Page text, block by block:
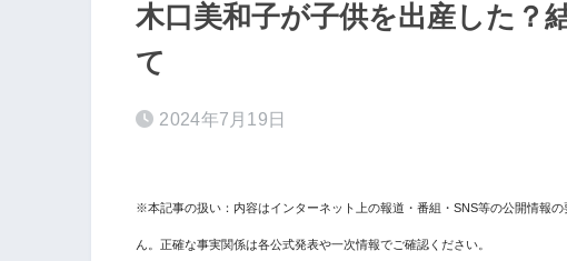
木口美和子が子供を出産した？
て
2024年7月19日
※本記事の扱い：内容はインターネット上の報道・番組・SNS等の公開情報
ん。正確な事実関係は各公式発表や一次情報でご確認ください。